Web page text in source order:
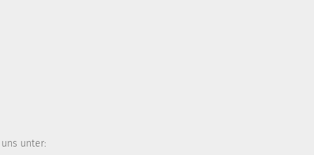
unter: